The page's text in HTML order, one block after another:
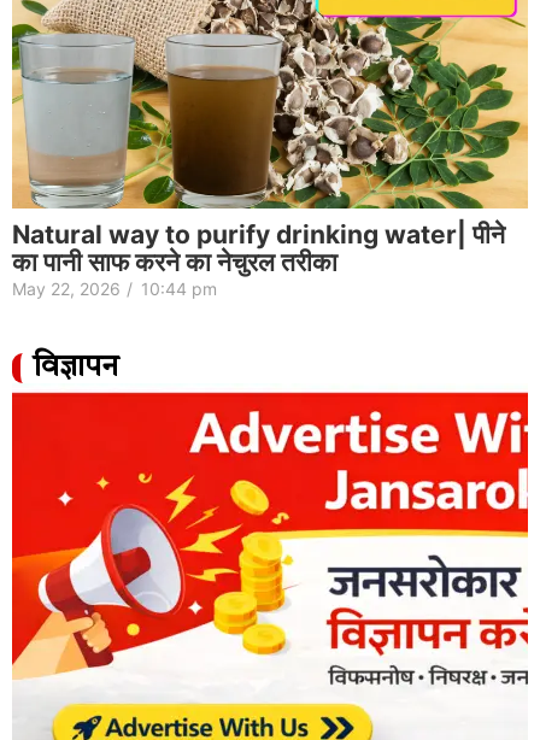
Natural way to purify drinking water| पीने
का पानी साफ करने का नेचुरल तरीका
May 22, 2026 / 10:44 pm
विज्ञापन